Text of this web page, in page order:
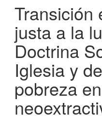
Transición
justa a la
Doctrina
Iglesia y
pobreza